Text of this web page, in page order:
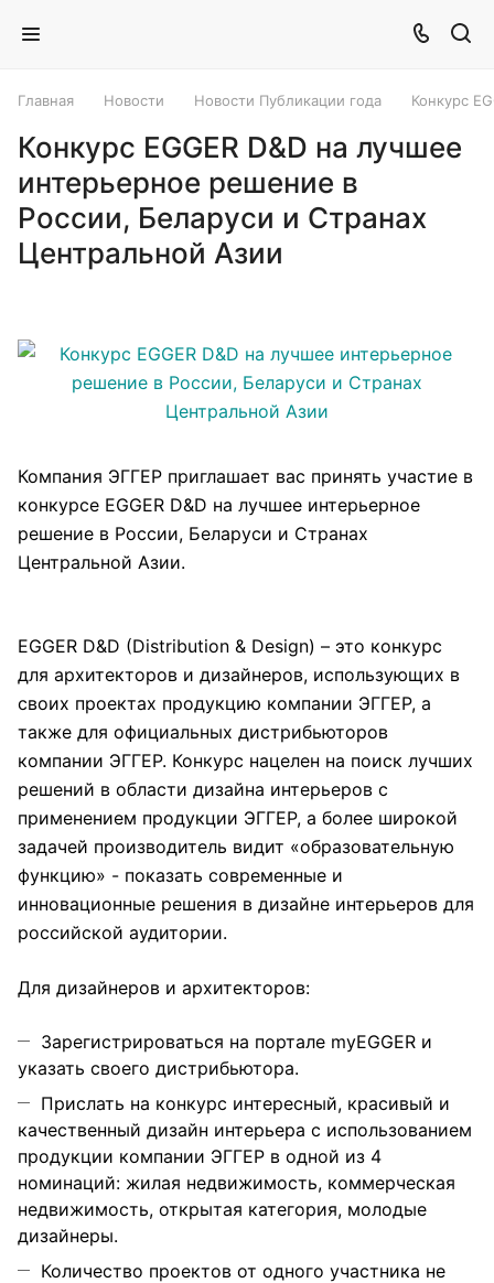
Главная Новости Новости Публикации года Конкурс
Конкурс EGGER D&D на лучшее
интерьерное решение в
России, Беларуси и Странах
Центральной Азии
Компания ЭГГЕР приглашает вас принять участие в
конкурсе EGGER D&D на лучшее интерьерное
решение в России, Беларуси и Странах
Центральной Азии.
EGGER D&D (Distribution & Design) – это конкурс
для архитекторов и дизайнеров, использующих в
своих проектах продукцию компании ЭГГЕР, а
также для официальных дистрибьюторов
компании ЭГГЕР. Конкурс нацелен на поиск лучших
решений в области дизайна интерьеров с
применением продукции ЭГГЕР, а более широкой
задачей производитель видит «образовательную
функцию» - показать современные и
инновационные решения в дизайне интерьеров для
российской аудитории.
Для дизайнеров и архитекторов:
Зарегистрироваться на портале myEGGER и
указать своего дистрибьютора.
Прислать на конкурс интересный, красивый и
качественный дизайн интерьера с использованием
продукции компании ЭГГЕР в одной из 4
номинаций: жилая недвижимость, коммерческая
недвижимость, открытая категория, молодые
дизайнеры.
Количество проектов от одного участника не